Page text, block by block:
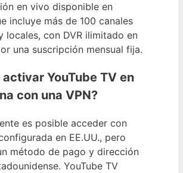
en vivo disponible en
incluye más de 100 canales
locales, con DVR ilimitado en
una suscripción mensual fija.
activar YouTube TV en
con una VPN?
es posible acceder con
en EE.UU., pero
método de pago y dirección
YouTube TV